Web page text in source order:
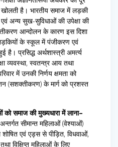
है। भारतीय समाज में लड़की
एवं अन्य सुख-सुविधाओं की उपेक्षा की
आन्दोलन के कारण इस दिशा
के स्कूल में पंजीकरण एवं
है। प्रसिद्ध अर्थशास्त्री अमर्त्य
व्यवस्था, स्वतन्त्र आय तथा
में उनकी निर्णय क्षमता को
(सशक्तीकरण) के मार्ग को प्रशस्त
को समाज की मुख्यधारा में लाना–
सीमान्त महिलाओं (वेश्याओं)
शोषित एवं एड्स से पीड़ित, विधवाओं,
विक्षिप्त महिलाओं के लिए